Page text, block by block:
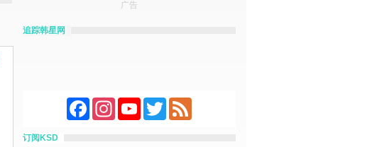
广告
追踪韩星网
FacebookInstagramYouTubeTwitterFeed
订阅KSD